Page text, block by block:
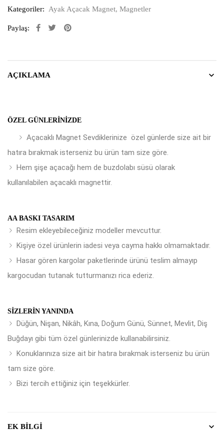
Kategoriler: Ayak Açacak Magnet, Magnetler
Paylaş:
AÇIKLAMA
ÖZEL GÜNLERINIZDE
Açacaklı Magnet Sevdiklerinize özel günlerde size ait bir
hatıra bırakmak isterseniz bu ürün tam size göre.
Hem şişe açacağı hem de buzdolabı süsü olarak
kullanılabilen açacaklı magnettir.
AA BASKI TASARIM
Resim ekleyebileceğiniz modeller mevcuttur.
Kişiye özel ürünlerin iadesi veya cayma hakkı olmamaktadır.
Hasar gören kargolar paketlerinde ürünü teslim almayıp
kargocudan tutanak tutturmanızı rica ederiz.
SIZLERIN YANINDA
Düğün, Nişan, Nikâh, Kına, Doğum Günü, Sünnet, Mevlit, Diş
Buğdayı gibi tüm özel günlerinizde kullanabilirsiniz.
Konuklarınıza size ait bir hatıra bırakmak isterseniz bu ürün
tam size göre.
Bizi tercih ettiğiniz için teşekkürler.
EK BILGI